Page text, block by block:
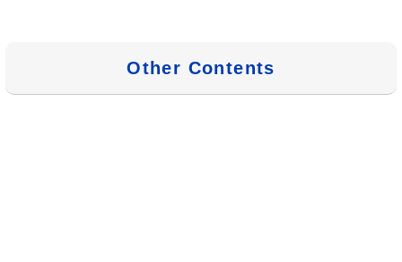
Other Contents